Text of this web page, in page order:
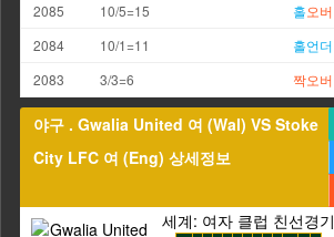
2085
10/5=15 홀오버
2084
10/1=11 홀언더
2083
3/3=6 짝오버
야구 . Gwalia United 여 (Wal) VS Stoke
City LFC 여 (Eng) 상세정보
세계: 여자 클럽 친선경기